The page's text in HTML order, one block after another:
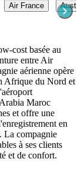
Air France
cost basée au
entre Air
aérienne opère
Afrique du Nord et
Maroc
et offre une
en
La compagnie
à ses clients
et de confort.